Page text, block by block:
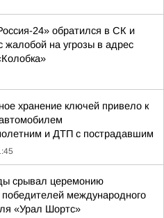
24» обратился в СК и
жалобой на угрозы в адрес
хранение ключей привело к
и ДТП с пострадавшим
срывал церемонию
победителей международного
«Урал Шортс»